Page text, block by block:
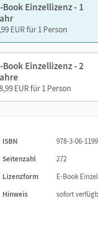
Seitengenau abrufbare
Externe Weblinks
Book Einzellizenz - 1
EUR für 1 Person
Book Einzellizenz - 2
EUR für 1 Person
ISBN
978-3-06-
Seitenzahl
272
Lizenzform
E-Book
Hinweis
sofort